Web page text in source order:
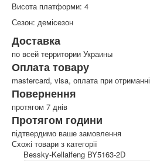
Висота платформи: 4
Сезон: демісезон
Доставка
по всей территории Украины
Оплата товару
mastercard, visa, оплата при отриманні
Повернення
протягом 7 днів
Протягом години
підтвердимо ваше замовлення
Схожі товари з категорії
Bessky-Kellaifeng BY5163-2D